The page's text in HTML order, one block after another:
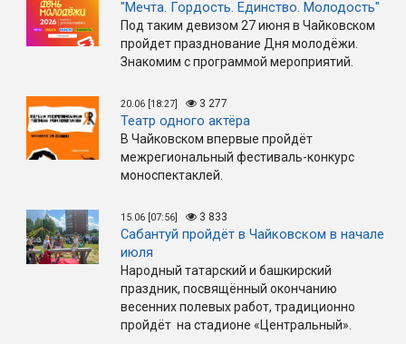
"Мечта. Гордость. Единство. Молодость"
Под таким девизом 27 июня в Чайковском
пройдет празднование Дня молодёжи.
Знакомим с программой мероприятий.
20.06 [18:27] 3 277
Театр одного актёра
В Чайковском впервые пройдёт
межрегиональный фестиваль-конкурс
моноспектаклей.
15.06 [07:56] 3 833
Сабантуй пройдёт в Чайковском в начале
июля
Народный татарский и башкирский
праздник, посвящённый окончанию
весенних полевых работ, традиционно
пройдёт на стадионе «Центральный».